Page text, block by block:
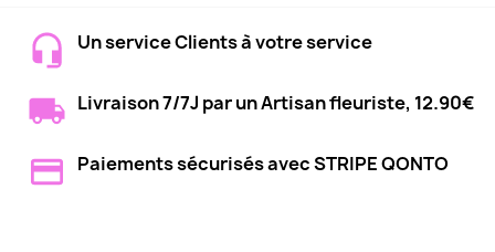
Un service Clients à votre service
Livraison 7/7J par un Artisan fleuriste, 12.90€
Paiements sécurisés avec STRIPE QONTO